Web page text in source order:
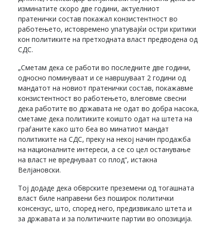
изминатите скоро две години, актуелниот
пратенички состав покажал конзистентност во
работењето, истовремено упатувајќи остри критики
кон политиките на претходната власт предводена од
СДС.
„Сметам дека се работи во последните две години,
односно поминуваат и се навршуваат 2 години од
мандатот на новиот пратенички состав, покажавме
конзистентност во работењето, влеговме свесни
дека работите во државата не одат во добра насока,
сметаме дека политиките коишто одат на штета на
граѓаните како што беа во минатиот мандат
политиките на СДС, преку на некој начин продажба
на националните интереси, а се со цел останување
на власт не вреднуваат со плод“, истакна
Велјановски.
Тој додаде дека обврските преземени од тогашната
власт биле направени без поширок политички
консензус, што, според него, предизвикало штета и
за државата и за политичките партии во опозиција.